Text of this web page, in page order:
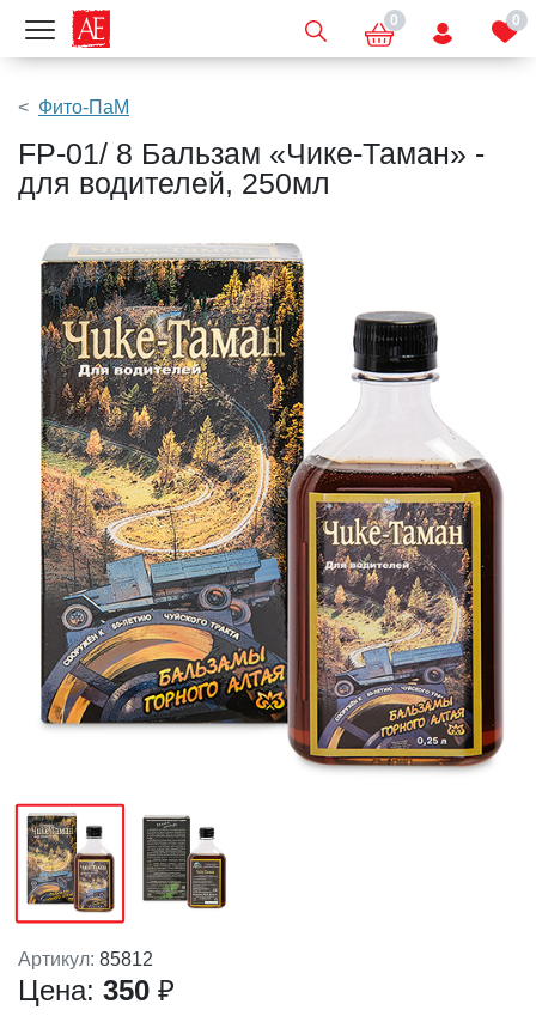
Показать меню 0 0
Фито-ПаМ
FP-01/ 8 Бальзам «Чике-Таман» -
для водителей, 250мл
Артикул: 85812
Цена: 350 ₽